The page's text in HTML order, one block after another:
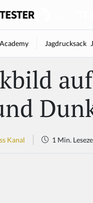
Academy Jagdrucksack
Kanal 1 Min.